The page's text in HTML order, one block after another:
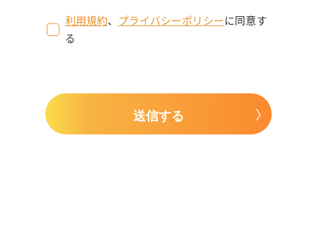
利用規約、 プライバシーポリシーに同意す
る
送信する